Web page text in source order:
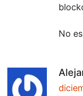
No